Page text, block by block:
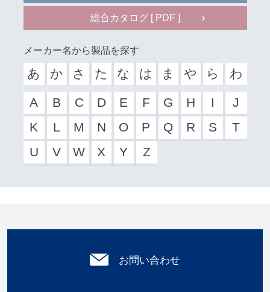
総合カタログ [ PDF ]
メーカー名から製品を探す
あ か さ た な は ま や ら わ
A B C D E F G H I
J
K
L M N O P Q R S
T
U
V W X Y Z
お問い合わせ